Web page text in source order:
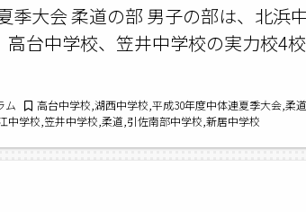
季大会 柔道の部 男子の部は、北浜
高台中学校、笠井中学校の実力校4校
ム
高台中学校,湖西中学校,平成30年度中体連夏季大会,柔道
中学校,笠井中学校,柔道,引佐南部中学校,新居中学校